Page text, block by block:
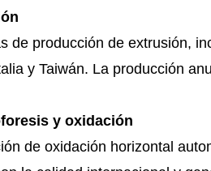
de producción de extrusión,
y Taiwán. La producción
y oxidación
de oxidación horizontal